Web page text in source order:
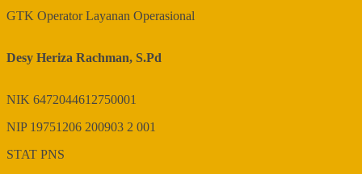
GTK Operator Layanan Operasional
Desy Heriza Rachman, S.Pd
NIK 6472044612750001
NIP 19751206 200903 2 001
STAT PNS